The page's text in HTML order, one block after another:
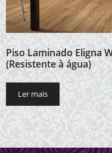
Piso Laminado Eligna
(Resistente à água)
Ler mais